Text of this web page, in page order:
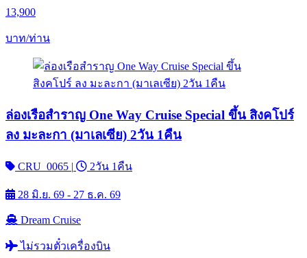
13,900
บาท/ท่าน
ล่องเรือสำราญ One Way Cruise Special ขึ้น สิงคโปร์
ลง มะละกา (มาเลเซีย) 2วัน 1คืน
CRU_0065 | 2วัน 1คืน
28 มิ.ย. 69 - 27 ธ.ค. 69
Dream Cruise
ไม่รวมตั๋วเครื่องบิน